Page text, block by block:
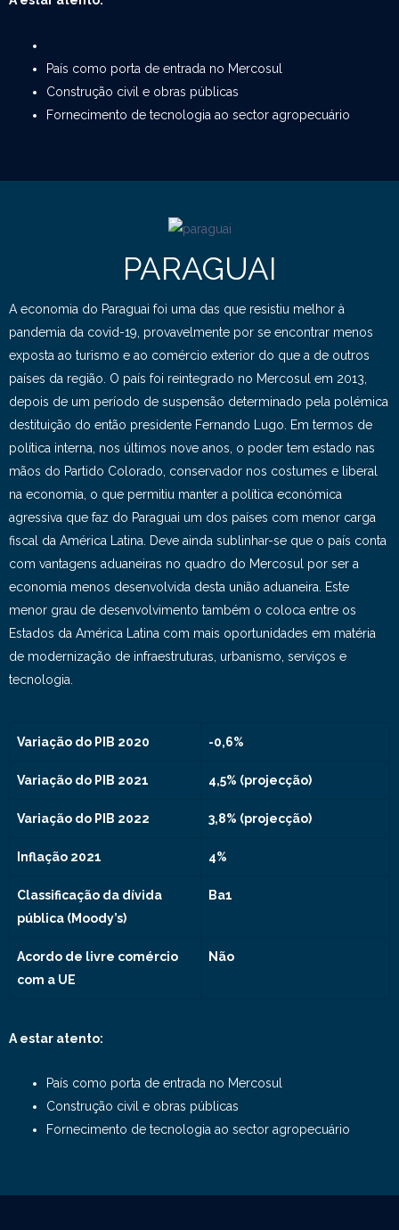
País como porta de entrada no Mercosul
Construção civil e obras públicas
Fornecimento de tecnologia ao sector agropecuário
PARAGUAI
A economia do Paraguai foi uma das que resistiu melhor à
pandemia da covid-19, provavelmente por se encontrar menos
exposta ao turismo e ao comércio exterior do que a de outros
países da região. O país foi reintegrado no Mercosul em 2013,
depois de um período de suspensão determinado pela polémica
destituição do então presidente Fernando Lugo. Em termos de
política interna, nos últimos nove anos, o poder tem estado nas
mãos do Partido Colorado, conservador nos costumes e liberal
na economia, o que permitiu manter a política económica
agressiva que faz do Paraguai um dos países com menor carga
fiscal da América Latina. Deve ainda sublinhar-se que o país conta
com vantagens aduaneiras no quadro do Mercosul por ser a
economia menos desenvolvida desta união aduaneira. Este
menor grau de desenvolvimento também o coloca entre os
Estados da América Latina com mais oportunidades em matéria
de modernização de infraestruturas, urbanismo, serviços e
tecnologia.
Variação do PIB 2020 -0,6%
Variação do PIB 2021 4,5% (projecção)
Variação do PIB 2022 3,8% (projecção)
Inflação 2021 4%
Classificação da dívida
pública (Moody’s)
Ba1
Acordo de livre comércio
com a UE
Não
A estar atento:
País como porta de entrada no Mercosul
Construção civil e obras públicas
Fornecimento de tecnologia ao sector agropecuário